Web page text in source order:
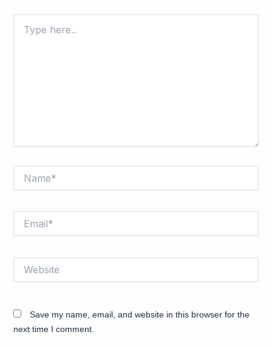
here..
Save my name, email, and website in this browser for the
next time I comment.